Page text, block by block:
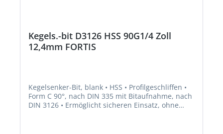
Kegels.-bit D3126 HSS 90G1/4 Zoll
12,4mm FORTIS
Kegelsenker-Bit, blank • HSS • Profilgeschliffen •
Form C 90°, nach DIN 335 mit Bitaufnahme, nach
DIN 3126 • Ermöglicht sicheren Einsatz, ohne